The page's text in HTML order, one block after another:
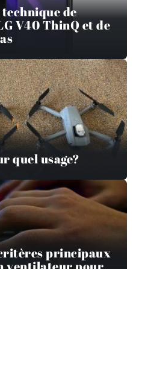
de
V40 ThinQ et de
quel usage?
principaux
ventilateur pour